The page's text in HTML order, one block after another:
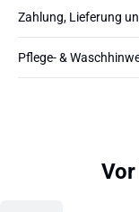
Zahlung, Lieferung
Pflege- &